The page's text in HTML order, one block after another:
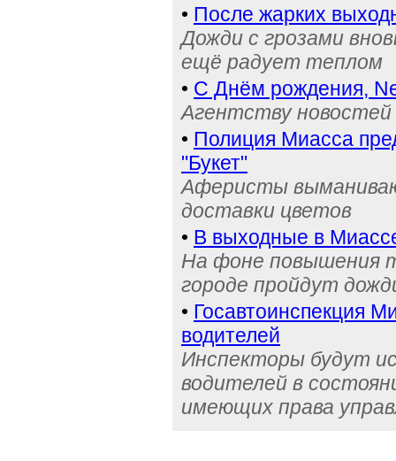
• После жарких
Дожди с грозами
ещё радует теплом
• С Днём рождения,
Агентству новостей
• Полиция Миасса
"Букет"
Аферисты
доставки цветов
• В выходные в
На фоне повышения
городе пройдут
• Госавтоинспекция
водителей
Инспекторы будут
водителей в
имеющих права